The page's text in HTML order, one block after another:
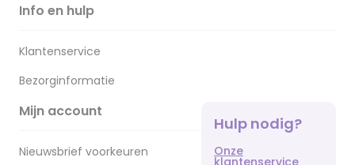
Info en hulp
Klantenservice
Bezorginformatie
Mijn account
Nieuwsbrief voorkeuren
Hulp nodig?
Onze
klantenservice